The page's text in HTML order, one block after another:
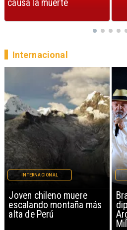
Brasil reduce contacto
diplomático con
Argentina por dichos de
INTERNACIONAL
Internacional